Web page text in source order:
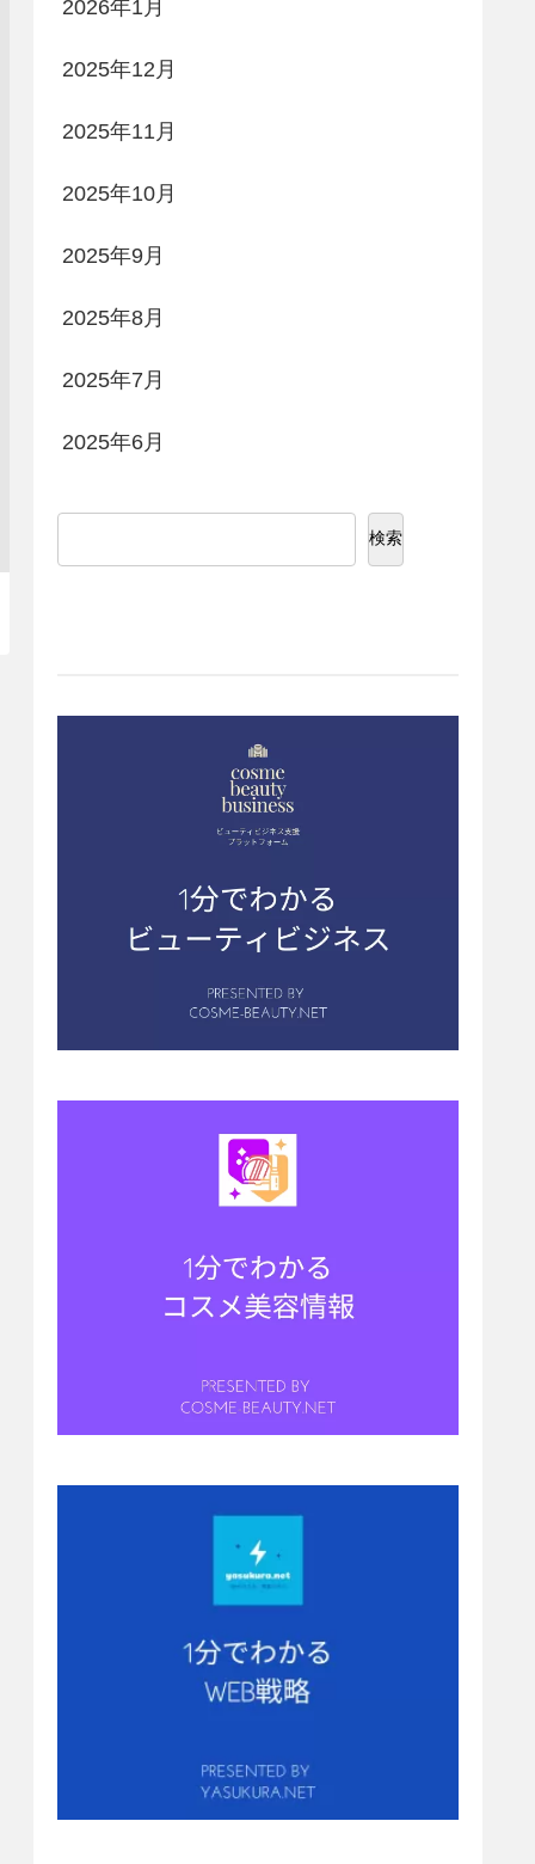
2026年1月
2025年12月
2025年11月
2025年10月
2025年9月
2025年8月
2025年7月
2025年6月
検索